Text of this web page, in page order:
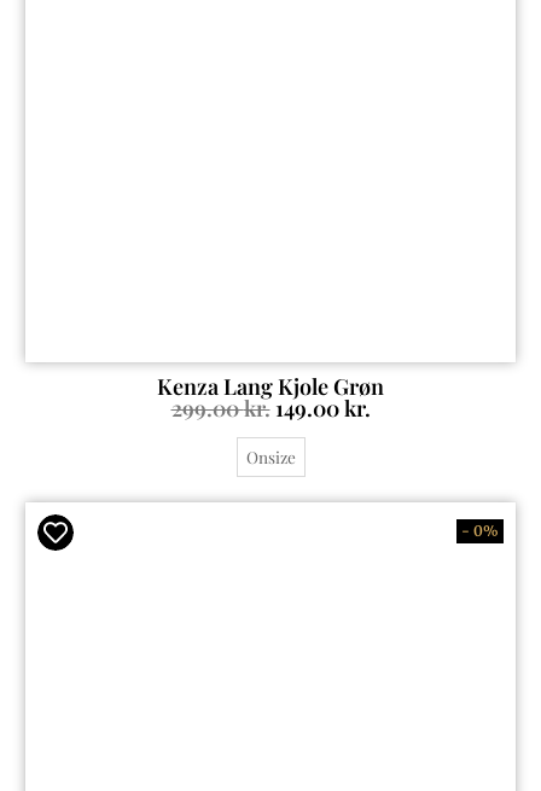
Kenza Lang Kjole Grøn
299.00kr.149.00kr.
Onsize
- 0%